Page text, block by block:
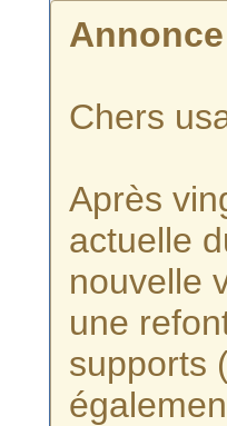
Annonce
Chers
Après
actuelle
nouvelle
une
supports